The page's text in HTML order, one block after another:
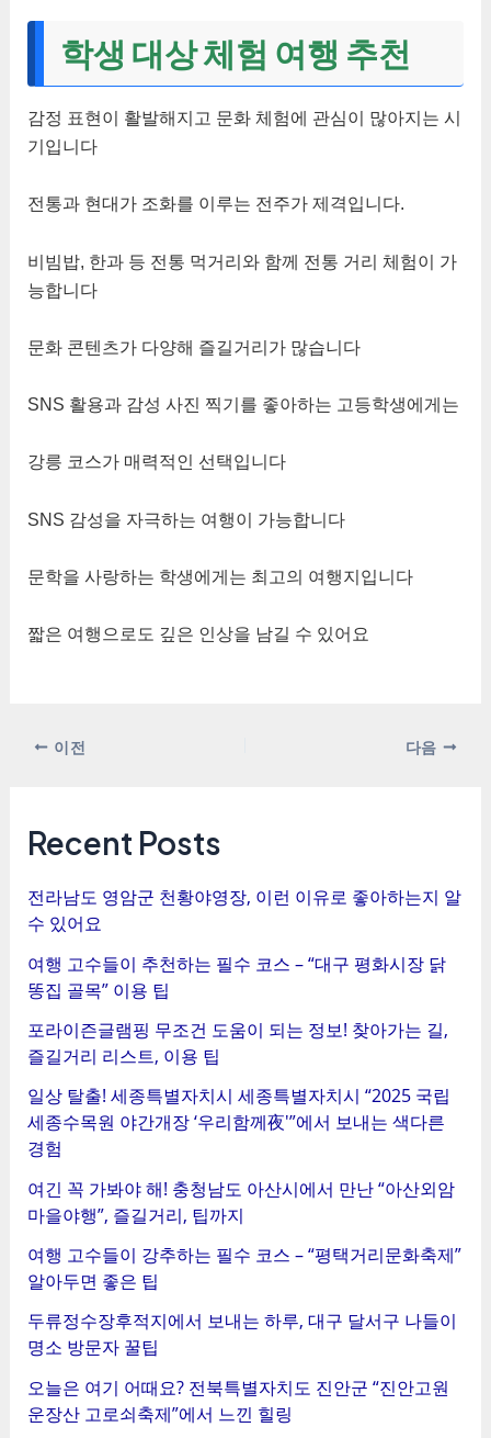
학생 대상 체험 여행 추천
감정 표현이 활발해지고 문화 체험에 관심이 많아지는 시
기입니다
전통과 현대가 조화를 이루는 전주가 제격입니다.
비빔밥, 한과 등 전통 먹거리와 함께 전통 거리 체험이 가
능합니다
문화 콘텐츠가 다양해 즐길거리가 많습니다
SNS 활용과 감성 사진 찍기를 좋아하는 고등학생에게는
강릉 코스가 매력적인 선택입니다
SNS 감성을 자극하는 여행이 가능합니다
문학을 사랑하는 학생에게는 최고의 여행지입니다
짧은 여행으로도 깊은 인상을 남길 수 있어요
이전 다음
Recent Posts
전라남도 영암군 천황야영장, 이런 이유로 좋아하는지 알
수 있어요
여행 고수들이 추천하는 필수 코스 – “대구 평화시장 닭
똥집 골목” 이용 팁
포라이즌글램핑 무조건 도움이 되는 정보! 찾아가는 길,
즐길거리 리스트, 이용 팁
일상 탈출! 세종특별자치시 세종특별자치시 “2025 국립
세종수목원 야간개장 ‘우리함께夜'”에서 보내는 색다른
경험
여긴 꼭 가봐야 해! 충청남도 아산시에서 만난 “아산외암
마을야행”, 즐길거리, 팁까지
여행 고수들이 강추하는 필수 코스 – “평택거리문화축제”
알아두면 좋은 팁
두류정수장후적지에서 보내는 하루, 대구 달서구 나들이
명소 방문자 꿀팁
오늘은 여기 어때요? 전북특별자치도 진안군 “진안고원
운장산 고로쇠축제”에서 느낀 힐링